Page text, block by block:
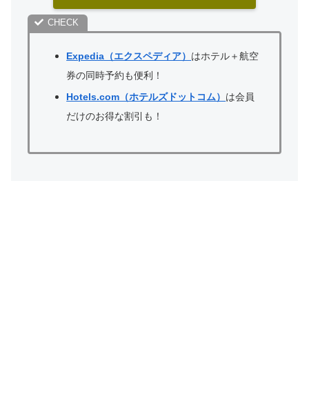
Expedia（エクスペディア） はホテル＋航空
券の同時予約も便利！
Hotels.com（ホテルズドットコム） は会員
だけのお得な割引も！